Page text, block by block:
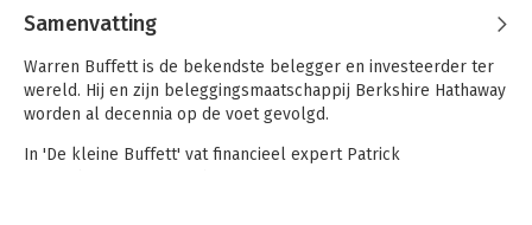
Samenvatting
Warren Buffett is de bekendste belegger en investeerder ter
wereld. Hij en zijn beleggingsmaatschappij Berkshire Hathaway
worden al decennia op de voet gevolgd.
In 'De kleine Buffett' vat financieel expert Patrick